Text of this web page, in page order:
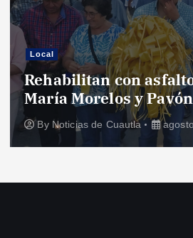
Local
Rehabilitan con
María Morelos y
By Noticias de Cuautla